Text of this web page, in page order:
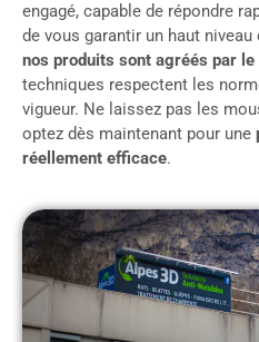
engagé, capable de répondre
de vous garantir un haut
nos produits sont agréés par
techniques respectent les
vigueur. Ne laissez pas les
optez dès maintenant pour une
réellement efficace.